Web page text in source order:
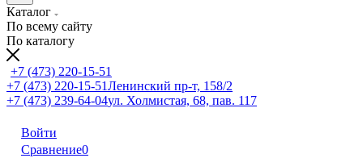
Каталог
По всему сайту
По каталогу
+7 (473) 220-15-51
+7 (473) 220-15-51Ленинский пр-т, 158/2
+7 (473) 239-64-04ул. Холмистая, 68, пав. 117
Войти
Сравнение0